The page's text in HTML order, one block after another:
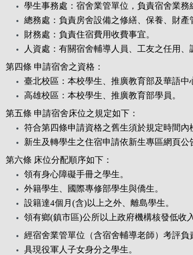
學生事務處：宿舍業管單位，負責宿舍業務
總務處：負責房舍設備之修繕、保養、財產
財務處：負責住宿費用收費事宜。
人資處：有關宿舍輔導人員、工友之任用、
第四條 申請宿舍之資格：
臺北校區：本校學生、推廣教育部及華語中
高雄校區：本校學生、推廣教育部學員。
第五條 申請宿舍床位之規定如下：
符合第四條申請資格之舊生須於規定時間
新生及轉學生之住宿申請依新生專區網頁公
第六條 床位分配順序如下：
領有身心障礙手冊之學生。
外籍學生、國際專修部學生與僑生。
設籍達4個月(含)以上之外、離島學生。
領有鄉(鎮市區)公所以上政府機構核發低
經宿舍業管單位（含宿舍輔導老師）考評負
具現役軍人子女身分之學生。